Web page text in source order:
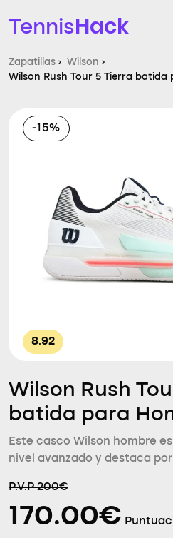
TennisHack
T-Finder
Raquetas de
Comparador
Consultorio
Blog
Zapatillas › Wilson ›
Wilson Rush Tour 5 Tierra batida
-15%
8.92
Wilson Rush
batida para
Este casco Wilson hombre
nivel avanzado y destaca
P.V.P 200€
170.00€